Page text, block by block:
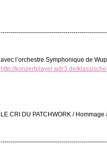
avec l’orchestre Symphonique de
http://konzertplayer.wdr3.de/
LE CRI DU PATCHWORK /